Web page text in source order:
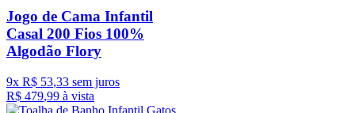
Jogo de Cama Infantil
Casal 200 Fios 100%
Algodão Flory
9x R$ 53,33 sem juros
R$ 479,99 à vista